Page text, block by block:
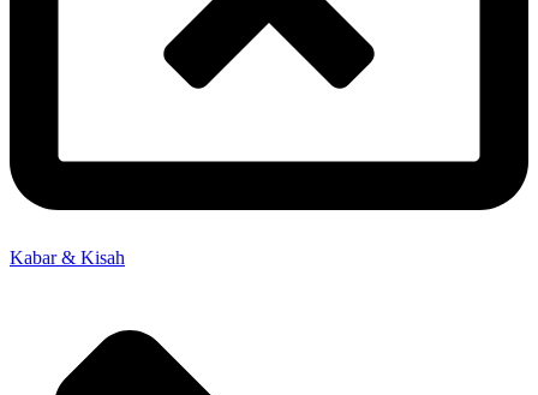
Kabar & Kisah